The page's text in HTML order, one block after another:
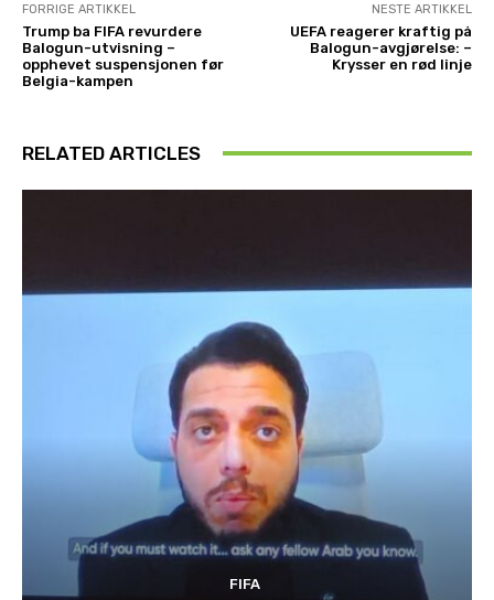
FORRIGE ARTIKKEL
Trump ba FIFA revurdere
Balogun-utvisning –
opphevet suspensjonen før
Belgia-kampen
NESTE ARTIKKEL
UEFA reagerer kraftig på
Balogun-avgjørelse: –
Krysser en rød linje
RELATED ARTICLES
FIFA